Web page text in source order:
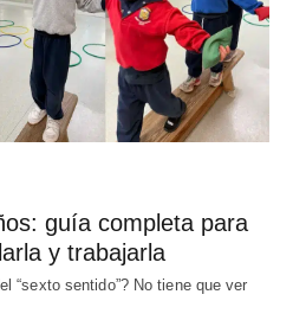
guía completa para
y trabajarla
“sexto sentido”? No tiene que ver